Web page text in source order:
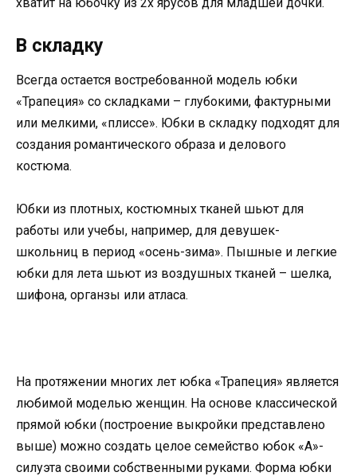
В складку
Всегда остается востребованной модель юбки
«Трапеция» со складками – глубокими, фактурными
или мелкими, «плиссе». Юбки в складку подходят для
создания романтического образа и делового
костюма.
Юбки из плотных, костюмных тканей шьют для
работы или учебы, например, для девушек-
школьниц в период «осень-зима». Пышные и легкие
юбки для лета шьют из воздушных тканей – шелка,
шифона, органзы или атласа.
На протяжении многих лет юбка «Трапеция» является
любимой моделью женщин. На основе классической
прямой юбки (построение выкройки представлено
выше) можно создать целое семейство юбок «А»-
силуэта своими собственными руками. Форма юбки